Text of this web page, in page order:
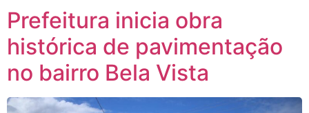
Prefeitura inicia obra
histórica de pavimentação
no bairro Bela Vista